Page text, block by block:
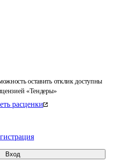
оставить отклик доступны
«Тендеры»
расценки
Вход